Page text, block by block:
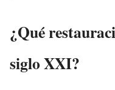
¿Qué
siglo XXI?